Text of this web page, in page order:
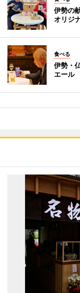
伊勢の
オリジ
食べる
伊勢・
エール